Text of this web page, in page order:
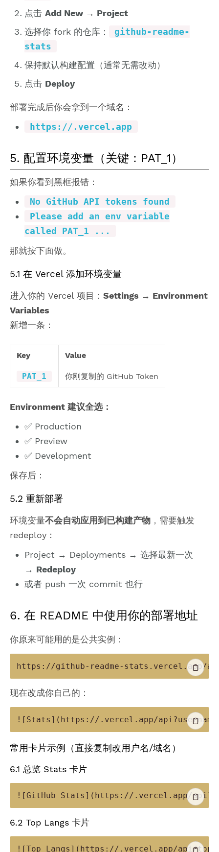
点击 Add New → Project
选择你 fork 的仓库：
github-readme-
stats
保持默认构建配置（通常无需改动）
点击 Deploy
部署完成后你会拿到一个域名：
https://.vercel.app
5. 配置环境变量（关键：PAT_1）
如果你看到黑框报错：
No GitHub API tokens found
Please add an env variable
called PAT_1 ...
那就按下面做。
5.1 在 Vercel 添加环境变量
进入你的 Vercel 项目： Settings → Environment
Variables
新增一条：
Key Value
PAT_1 你刚复制的 GitHub Token
Environment 建议全选：
✅ Production
✅ Preview
✅ Development
保存后：
5.2 重新部署
环境变量不会自动应用到已构建产物 ，需要触发
redeploy：
Project → Deployments → 选择最新一次
→ Redeploy
或者 push 一次 commit 也行
6. 在 README 中使用你的部署地址
你原来可能用的是公共实例：
现在改成你自己的：
常用卡片示例（直接复制改用户名/域名）
6.1 总览 Stats 卡片
6.2 Top Langs 卡片